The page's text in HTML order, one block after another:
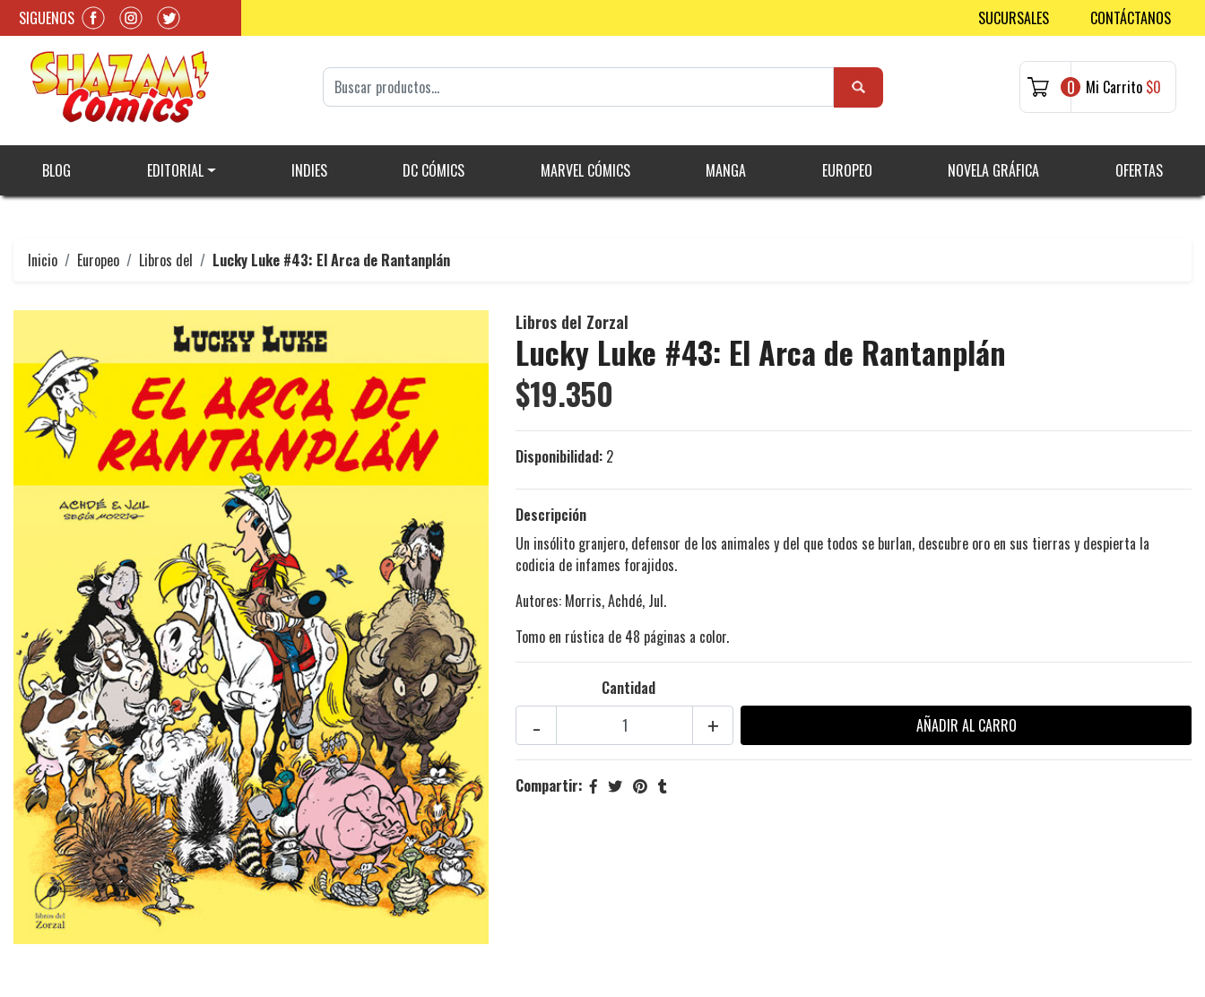
SIGUENOS SUCURSALES CONTÁCTANOS
0 Mi Carrito $0
BLOG EDITORIAL INDIES DC CÓMICS MARVEL CÓMICS MANGA EUROPEO NOVELA GRÁFICA OFERTAS
Inicio Europeo Libros del Lucky Luke #43: El Arca de Rantanplán
Libros del Zorzal
Lucky Luke #43: El Arca de Rantanplán
$19.350
Disponibilidad: 2
Descripción
Un insólito granjero, defensor de los animales y del que todos se burlan, descubre oro en sus tierras y despierta la
codicia de infames forajidos.
Autores: Morris, Achdé, Jul.
Tomo en rústica de 48 páginas a color.
Cantidad
+
-
Compartir: